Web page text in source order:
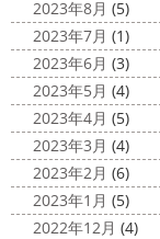
カ陽気になり過
お知らせをさせ
ト神奈川営業所
このよ ...
10日が過ぎよう
に終わってしま
トもなくなり淋
えしたマービスタ
2023年8月 (5)
2023年7月 (1)
2023年6月 (3)
2023年5月 (4)
2023年4月 (5)
2023年3月 (4)
2023年2月 (6)
2023年1月 (5)
2022年12月 (4)